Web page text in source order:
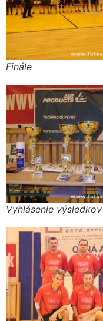
Finále
Vyhlásenie výsledkov